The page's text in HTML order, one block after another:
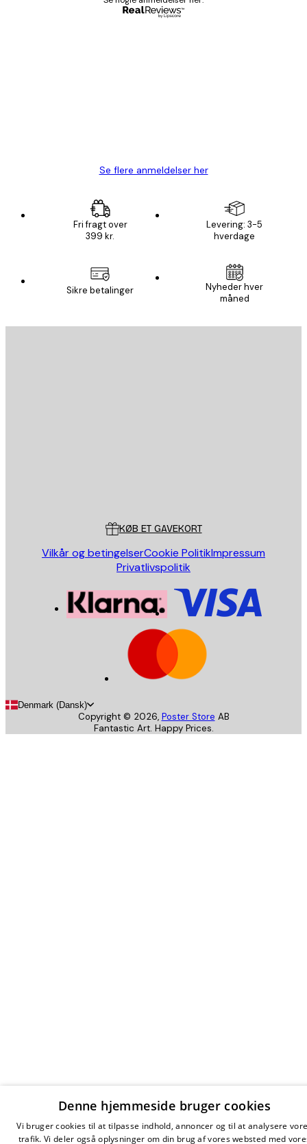
Se flere anmeldelser her
Fri fragt over
399 kr.
Levering: 3-5
hverdage
Sikre betalinger
Nyheder hver
måned
KØB ET GAVEKORT
Vilkår og betingelserCookie PolitikImpressum
Privatlivspolitik
Denmark (Dansk)
Copyright © 2026, Poster Store AB
Fantastic Art. Happy Prices.
Denne hjemmeside bruger cookies
Vi bruger cookies til at tilpasse indhold, annoncer og til at analysere
trafik. Vi deler også oplysninger om din brug af vores websted med